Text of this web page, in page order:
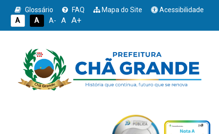
Glossário FAQ Mapa do Site
Acessibilidade
A
A A- A A+